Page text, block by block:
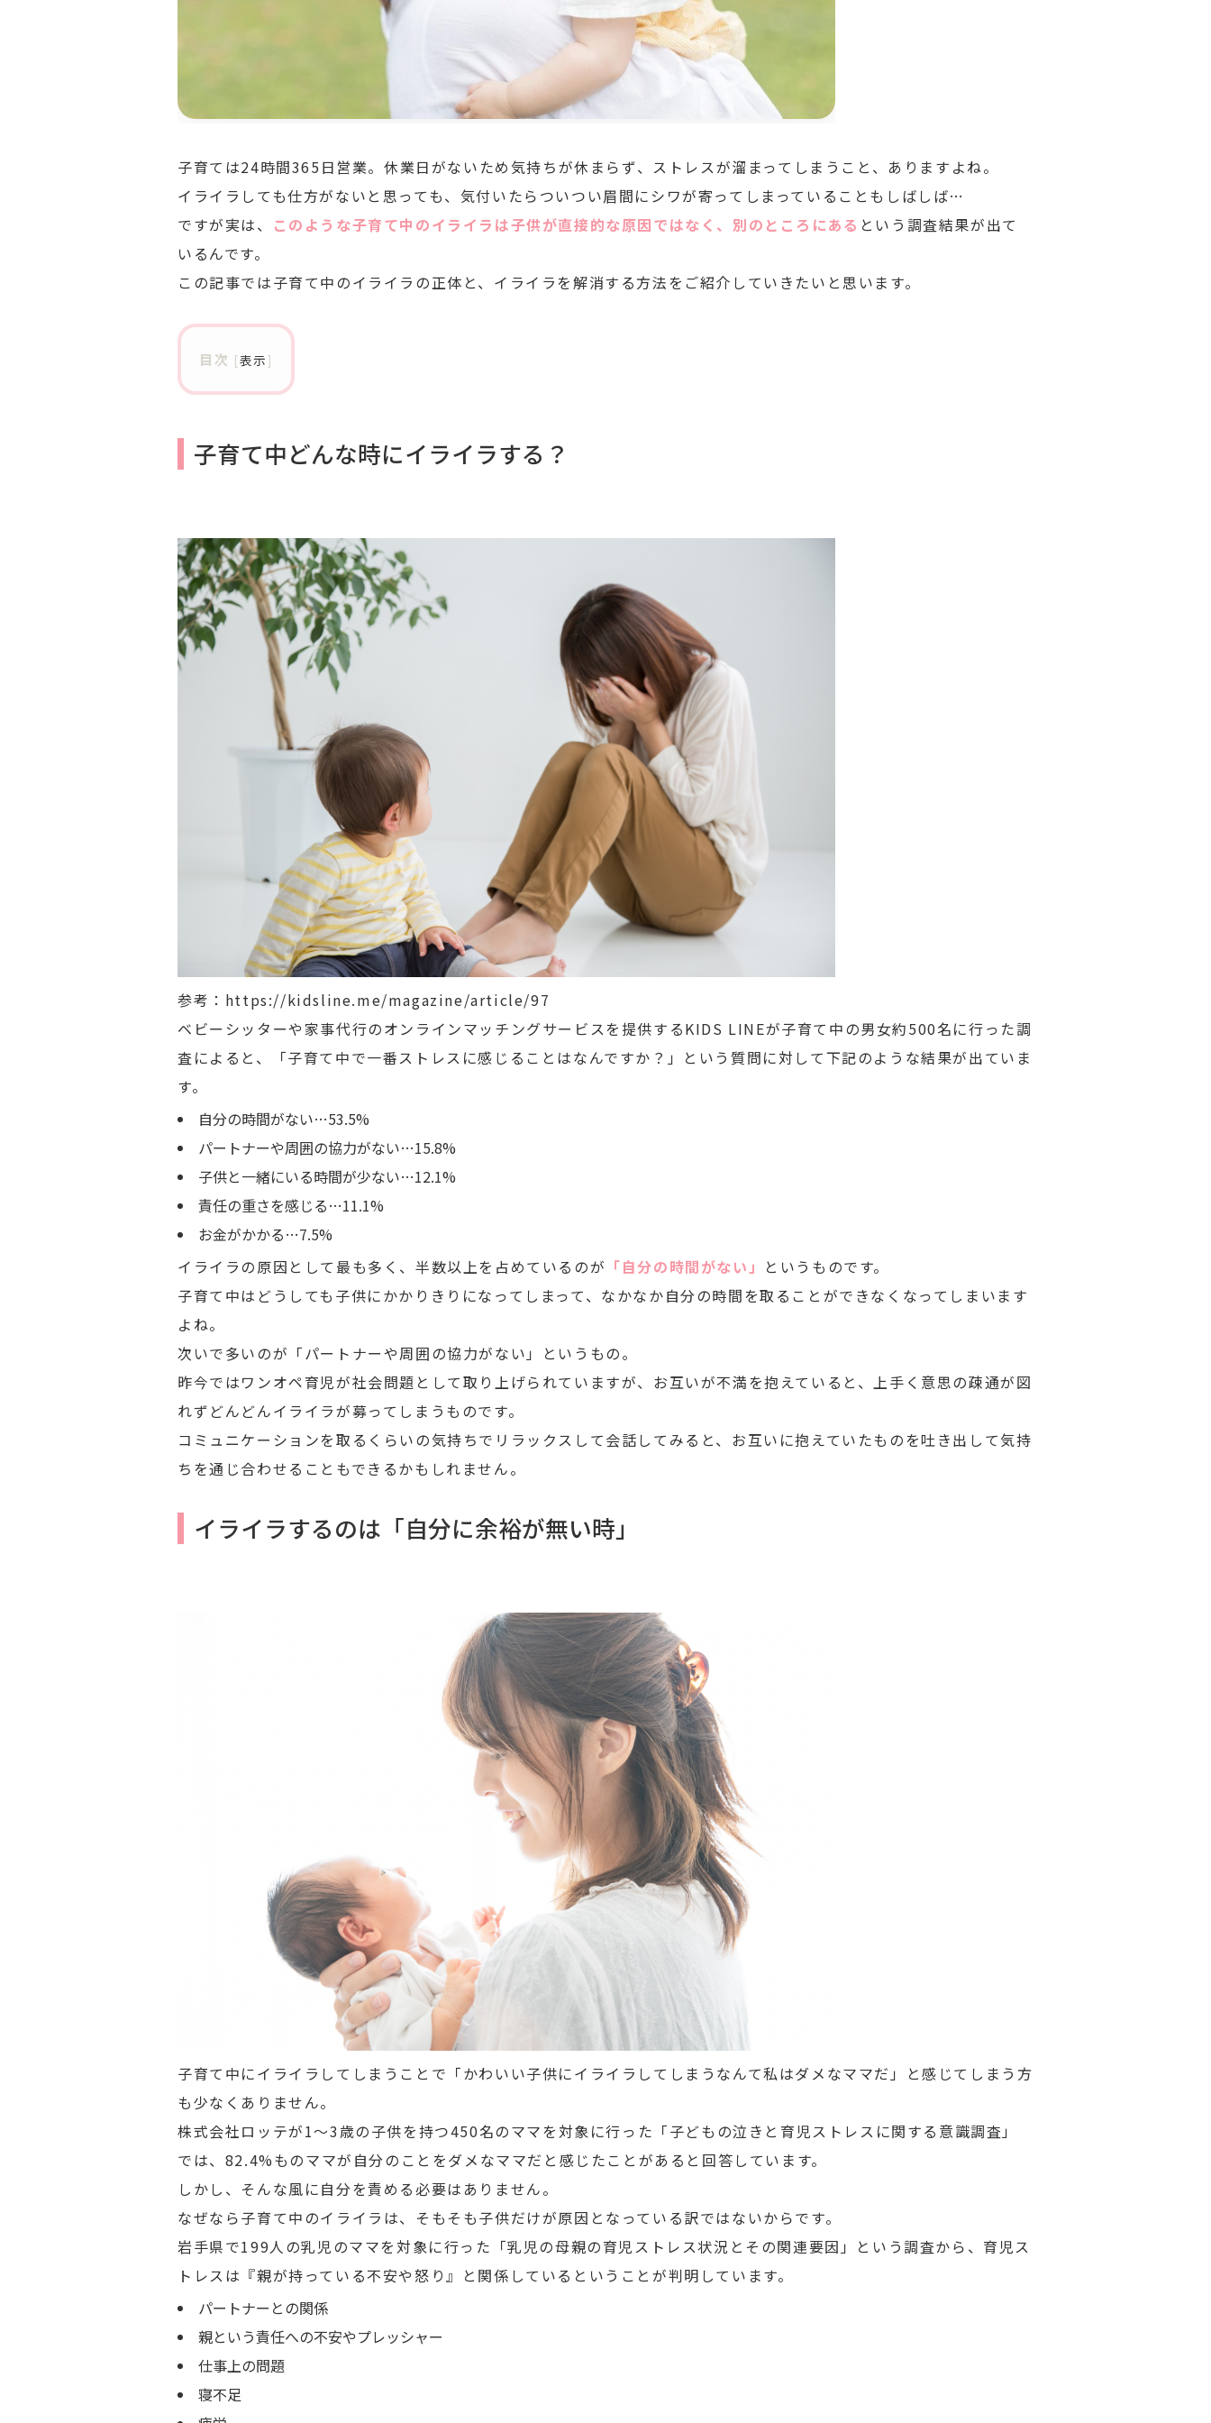
子育ては24時間365日営業。休業日がないため気持ちが休まらず、ストレスが溜まってしまうこと、ありますよね。
イライラしても仕方がないと思っても、気付いたらついつい眉間にシワが寄ってしまっていることもしばしば…
ですが実は、 このような子育て中のイライラは子供が直接的な原因ではなく、別のところにある という調査結果が出て
いるんです。
この記事では子育て中のイライラの正体と、イライラを解消する方法をご紹介していきたいと思います。
目次 [表示]
子育て中どんな時にイライラする？
参考：https://kidsline.me/magazine/article/97
ベビーシッターや家事代行のオンラインマッチングサービスを提供するKIDS LINEが子育て中の男女約500名に行った調
査によると、「子育て中で一番ストレスに感じることはなんですか？」という質問に対して下記のような結果が出ていま
す。
自分の時間がない…53.5%
パートナーや周囲の協力がない…15.8%
子供と一緒にいる時間が少ない…12.1%
責任の重さを感じる…11.1%
お金がかかる…7.5%
イライラの原因として最も多く、半数以上を占めているのが 「自分の時間がない」 というものです。
子育て中はどうしても子供にかかりきりになってしまって、なかなか自分の時間を取ることができなくなってしまいます
よね。
次いで多いのが「パートナーや周囲の協力がない」というもの。
昨今ではワンオペ育児が社会問題として取り上げられていますが、お互いが不満を抱えていると、上手く意思の疎通が図
れずどんどんイライラが募ってしまうものです。
コミュニケーションを取るくらいの気持ちでリラックスして会話してみると、お互いに抱えていたものを吐き出して気持
ちを通じ合わせることもできるかもしれません。
イライラするのは「自分に余裕が無い時」
子育て中にイライラしてしまうことで「かわいい子供にイライラしてしまうなんて私はダメなママだ」と感じてしまう方
も少なくありません。
株式会社ロッテが1〜3歳の子供を持つ450名のママを対象に行った「子どもの泣きと育児ストレスに関する意識調査」
では、82.4%ものママが自分のことをダメなママだと感じたことがあると回答しています。
しかし、そんな風に自分を責める必要はありません。
なぜなら子育て中のイライラは、そもそも子供だけが原因となっている訳ではないからです。
岩手県で199人の乳児のママを対象に行った「乳児の母親の育児ストレス状況とその関連要因」という調査から、育児ス
トレスは『親が持っている不安や怒り』と関係しているということが判明しています。
パートナーとの関係
親という責任への不安やプレッシャー
仕事上の問題
寝不足